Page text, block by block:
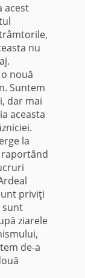
acest
nu
nouă
Suntem
dar mai
aceasta
la
raportând
priviţi
sunt
ziarele
de-a